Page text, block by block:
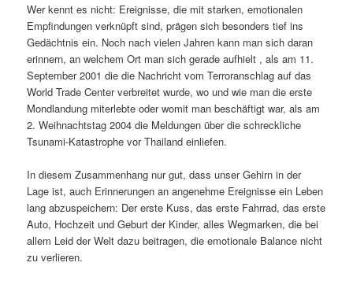
Wer kennt es nicht: Ereignisse, die mit starken, emotionalen
Empfindungen verknüpft sind, prägen sich besonders tief ins
Gedächtnis ein. Noch nach vielen Jahren kann man sich daran
erinnern, an welchem Ort man sich gerade aufhielt , als am 11.
September 2001 die die Nachricht vom Terroranschlag auf das
World Trade Center verbreitet wurde, wo und wie man die erste
Mondlandung miterlebte oder womit man beschäftigt war, als am
2. Weihnachtstag 2004 die Meldungen über die schreckliche
Tsunami-Katastrophe vor Thailand einliefen.
In diesem Zusammenhang nur gut, dass unser Gehirn in der
Lage ist, auch Erinnerungen an angenehme Ereignisse ein Leben
lang abzuspeichern: Der erste Kuss, das erste Fahrrad, das erste
Auto, Hochzeit und Geburt der Kinder, alles Wegmarken, die bei
allem Leid der Welt dazu beitragen, die emotionale Balance nicht
zu verlieren.